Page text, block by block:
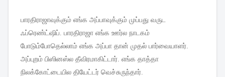
பாரதிராஜாவுக்கும் எங்க அப்பாவுக்கும் முப்பது வருட
ஃப்ரெண்ட்ஷிப். பாரதிராஜா எங்க ஊர்ல நாடகம்
போடும்போதெல்லாம் எங்க அப்பா தான் முதல் பார்வையாளர்.
அப்புறம் பிஸினஸ்ல தீவிரமாகிட்டார். எங்க தாத்தா
நிலக்கோட்டையில தியேட்டர் வெச்சுருந்தார்.